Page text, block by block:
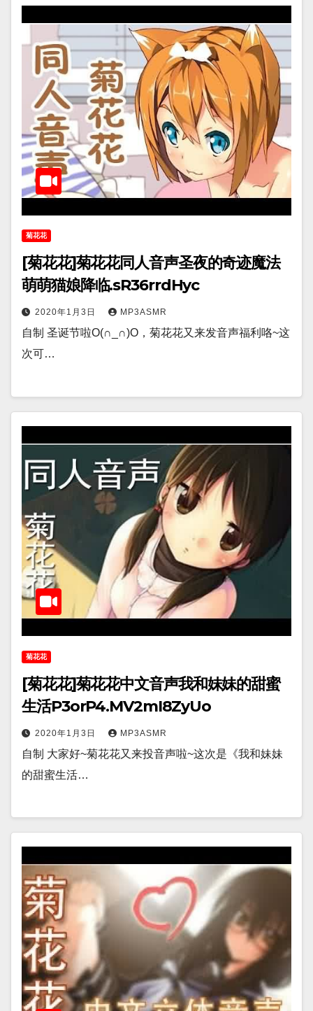
菊花花
[菊花花]菊花花同人音声圣夜的奇迹魔法
萌萌猫娘降临.sR36rrdHyc
2020年1月3日 MP3ASMR
自制 圣诞节啦O(∩_∩)O，菊花花又来发音声福利咯~这
次可…
菊花花
[菊花花]菊花花中文音声我和妹妹的甜蜜
生活P3orP4.MV2mI8ZyUo
2020年1月3日 MP3ASMR
自制 大家好~菊花花又来投音声啦~这次是《我和妹妹
的甜蜜生活…